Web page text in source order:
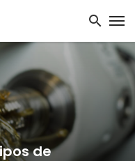
de